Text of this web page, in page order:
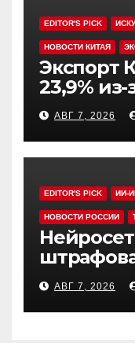
EDITOR'S PICK
НОВОСТИ КИТАЯ
Экспорт
23,9%
АВГ 7, 2026
EDITOR'S PICK ИИ-
НОВОСТИ РОССИИ
АВГ 7, 2026